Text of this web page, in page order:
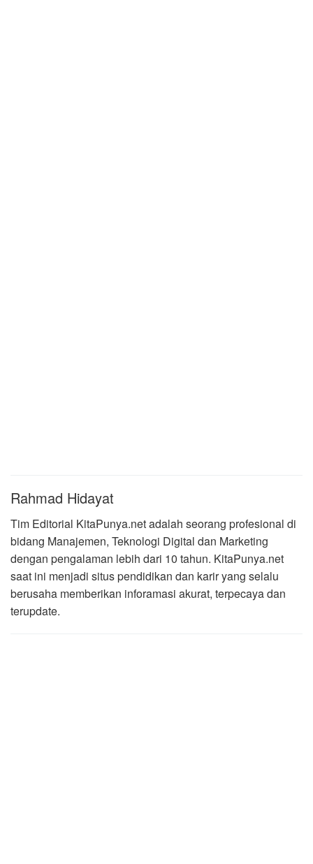
Rahmad Hidayat
Tim Editorial KitaPunya.net adalah seorang profesional di
bidang Manajemen, Teknologi Digital dan Marketing
dengan pengalaman lebih dari 10 tahun. KitaPunya.net
saat ini menjadi situs pendidikan dan karir yang selalu
berusaha memberikan inforamasi akurat, terpecaya dan
terupdate.